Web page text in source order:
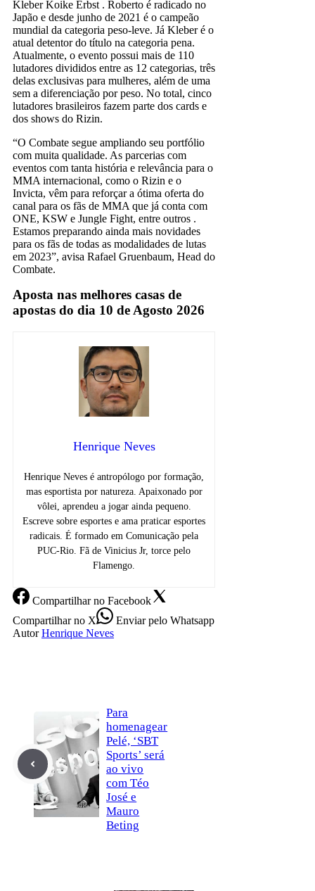
Kleber Koike Erbst . Roberto é radicado no
Japão e desde junho de 2021 é o campeão
mundial da categoria peso-leve. Já Kleber é o
atual detentor do título na categoria pena.
Atualmente, o evento possui mais de 110
lutadores divididos entre as 12 categorias, três
delas exclusivas para mulheres, além de uma
sem a diferenciação por peso. No total, cinco
lutadores brasileiros fazem parte dos cards e
dos shows do Rizin.
“O Combate segue ampliando seu portfólio
com muita qualidade. As parcerias com
eventos com tanta história e relevância para o
MMA internacional, como o Rizin e o
Invicta, vêm para reforçar a ótima oferta do
canal para os fãs de MMA que já conta com
ONE, KSW e Jungle Fight, entre outros .
Estamos preparando ainda mais novidades
para os fãs de todas as modalidades de lutas
em 2023”, avisa Rafael Gruenbaum, Head do
Combate.
Aposta nas melhores casas de
apostas do dia 10 de Agosto 2026
Henrique Neves
Henrique Neves é antropólogo por formação,
mas esportista por natureza. Apaixonado por
vôlei, aprendeu a jogar ainda pequeno.
Escreve sobre esportes e ama praticar esportes
radicais. É formado em Comunicação pela
PUC-Rio. Fã de Vinicius Jr, torce pelo
Flamengo.
Compartilharno Facebook
Compartilharno X Enviarpelo Whatsapp
Autor Henrique Neves
Para
homenagear
Pelé, ‘SBT
Sports’ será
ao vivo
com Téo
José e
Mauro
Beting